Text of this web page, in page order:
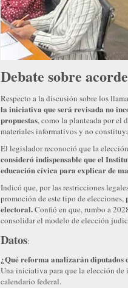
Debate sobre
Respecto a la discusión sobre los
la iniciativa que será revisada no
propuestas, como la planteada por el
materiales informativos y no
El legislador reconoció que la
consideró indispensable que el
educación cívica para explicar de
Indicó que, por las restricciones
promoción de este tipo de elecciones,
electoral.Confió en que, rumbo a
consolidar el modelo de elección
Datos:
¿Qué reforma analizarán diputados
Una iniciativa para que la elección de
calendario federal.